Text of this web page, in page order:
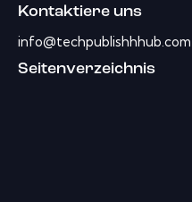
Kontaktiere uns
info@techpublishhhub.com
Seitenverzeichnis